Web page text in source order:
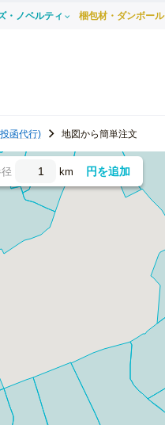
・ノベルティ 梱包材・ダンボール
函代行) 地図から簡単注文
km 円を追加